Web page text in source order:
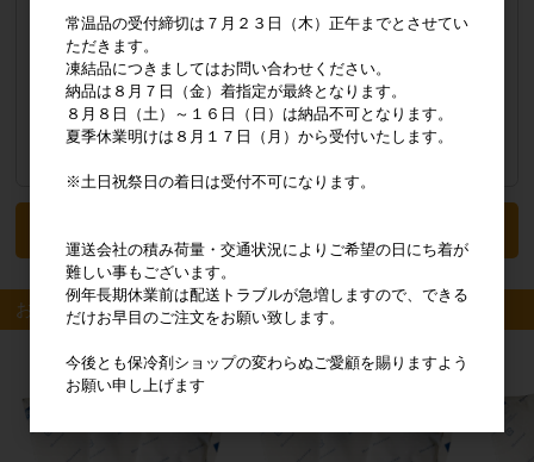
商品数
5ケース（個/箱）
販売価格
（単価 × 入数） （2,548円
注文数
おすすめ商品
常温品の受付締切は７月２３日（木）正午までとさせてい
ただきます。
凍結品につきましてはお問い合わせください。
納品は８月７日（金）着指定が最終となります。
８月８日（土）～１６日（日）は納品不可となります。
夏季休業明けは８月１７日（月）から受付いたします。
※土日祝祭日の着日は受付不可になります。
運送会社の積み荷量・交通状況によりご希望の日にち着が
難しい事もございます。
例年長期休業前は配送トラブルが急増しますので、できる
だけお早目のご注文をお願い致します。
今後とも保冷剤ショップの変わらぬご愛顧を賜りますよう
お願い申し上げます